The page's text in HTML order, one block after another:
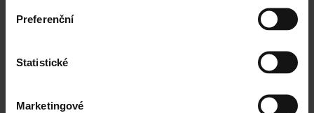
Preferenční
Statistické
Marketingové